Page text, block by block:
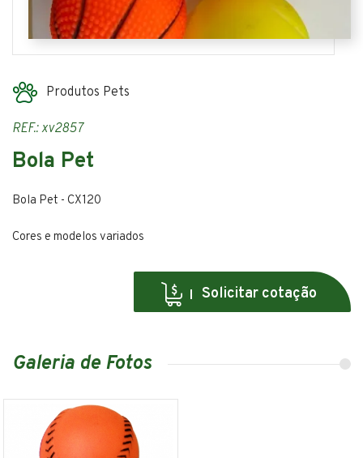
Produtos Pets
REF.: xv2857
Bola Pet
Bola Pet - CX120
Cores e modelos variados
Solicitar cotação
Galeria de Fotos